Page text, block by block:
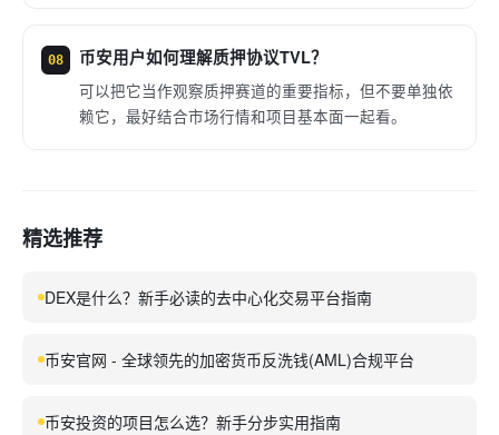
08 币安用户如何理解质押协议TVL？
可以把它当作观察质押赛道的重要指标，但不要单独依
赖它，最好结合市场行情和项目基本面一起看。
精选推荐
DEX是什么？新手必读的去中心化交易平台指南
币安官网 - 全球领先的加密货币反洗钱(AML)合规平台
币安投资的项目怎么选？新手分步实用指南